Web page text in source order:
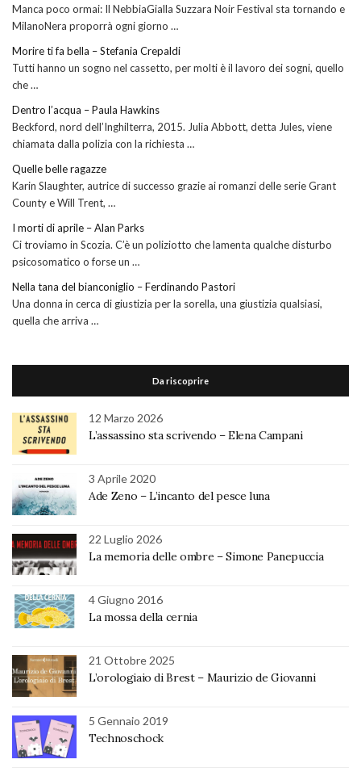
Manca poco ormai: Il NebbiaGialla Suzzara Noir Festival sta tornando e
MilanoNera proporrà ogni giorno …
Morire ti fa bella – Stefania Crepaldi
Tutti hanno un sogno nel cassetto, per molti è il lavoro dei sogni, quello
che …
Dentro l’acqua – Paula Hawkins
Beckford, nord dell’Inghilterra, 2015. Julia Abbott, detta Jules, viene
chiamata dalla polizia con la richiesta …
Quelle belle ragazze
Karin Slaughter, autrice di successo grazie ai romanzi delle serie Grant
County e Will Trent, …
I morti di aprile – Alan Parks
Ci troviamo in Scozia. C’è un poliziotto che lamenta qualche disturbo
psicosomatico o forse un …
Nella tana del bianconiglio – Ferdinando Pastori
Una donna in cerca di giustizia per la sorella, una giustizia qualsiasi,
quella che arriva …
Da riscoprire
12 Marzo 2026
L’assassino sta scrivendo – Elena Campani
3 Aprile 2020
Ade Zeno – L’incanto del pesce luna
22 Luglio 2026
La memoria delle ombre – Simone Panepuccia
4 Giugno 2016
La mossa della cernia
21 Ottobre 2025
L’orologiaio di Brest – Maurizio de Giovanni
5 Gennaio 2019
Technoschock